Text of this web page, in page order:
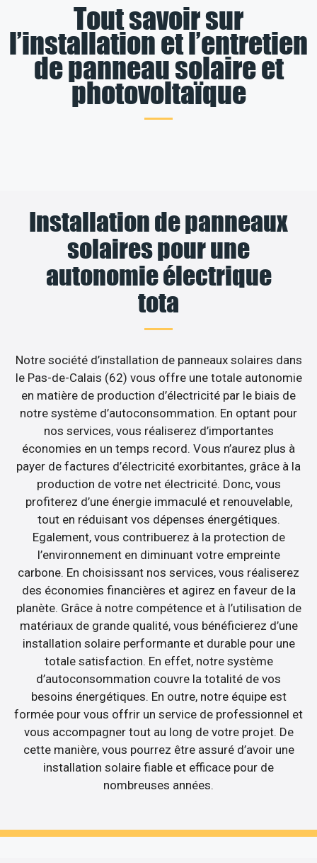
Tout savoir sur
l’installation et l’entretien
de panneau solaire et
photovoltaïque
Installation de panneaux
solaires pour une
autonomie électrique
tota
Notre société d’installation de panneaux solaires dans
le Pas-de-Calais (62) vous offre une totale autonomie
en matière de production d’électricité par le biais de
notre système d’autoconsommation. En optant pour
nos services, vous réaliserez d’importantes
économies en un temps record. Vous n’aurez plus à
payer de factures d’électricité exorbitantes, grâce à la
production de votre net électricité. Donc, vous
profiterez d’une énergie immaculé et renouvelable,
tout en réduisant vos dépenses énergétiques.
Egalement, vous contribuerez à la protection de
l’environnement en diminuant votre empreinte
carbone. En choisissant nos services, vous réaliserez
des économies financières et agirez en faveur de la
planète. Grâce à notre compétence et à l’utilisation de
matériaux de grande qualité, vous bénéficierez d’une
installation solaire performante et durable pour une
totale satisfaction. En effet, notre système
d’autoconsommation couvre la totalité de vos
besoins énergétiques. En outre, notre équipe est
formée pour vous offrir un service de professionnel et
vous accompagner tout au long de votre projet. De
cette manière, vous pourrez être assuré d’avoir une
installation solaire fiable et efficace pour de
nombreuses années.